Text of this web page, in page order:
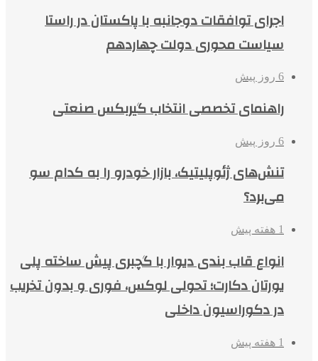
اجرای توافقات دوجانبه با پاکستان در راستا
سیاست محوری دولت چهاردهم
6 روز پیش
راهنمای تخصصی انتخاب گیربکس صنعتی
6 روز پیش
تنش‌های ژئوپلیتیک، بازار خودرو را به کدام سو
می‌برد؟
1 هفته پیش
انواع قاب بندی دیوار با گچبری پیش ساخته پلی
یورتان دکارت؛ تحولی لوکس، فوری و بدون تخریب
در دکوراسیون داخلی
1 هفته پیش